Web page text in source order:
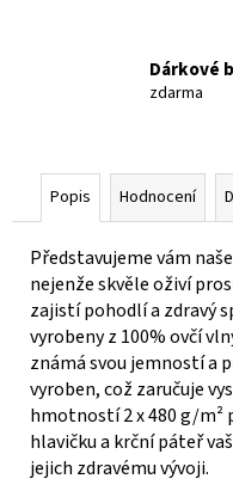
Dárkové
zdarma
Popis Hodnocení
Představujeme vám
nejenže skvěle oživí
zajistí pohodlí a zdravý
vyrobeny z 100% ovčí
známá svou jemností a
vyroben, což zaručuje
hmotností 2 x 480 g/
hlavičku a krční páteř
jejich zdravému vývoji.